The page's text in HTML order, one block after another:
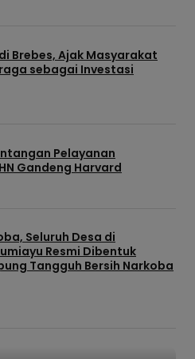
di Brebes, Ajak Masyarakat
sebagai Investasi
Pelayanan
Gandeng Harvard
Seluruh Desa di
Resmi Dibentuk
Tangguh Bersih Narkoba